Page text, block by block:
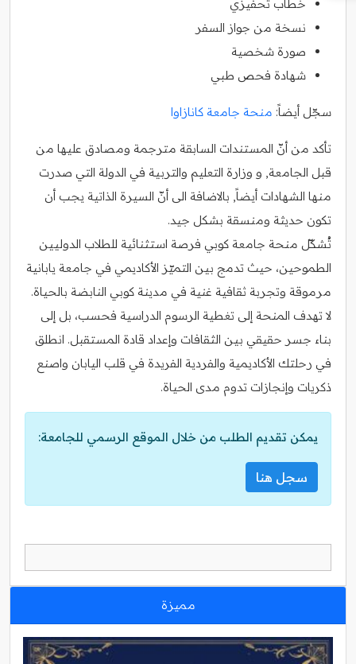
خطاب تحفيزي
نسخة من جواز السفر
صورة شخصية
شهادة فحص طبي
سجّل أيضاً: منحة جامعة كانازاوا
تأكد من أنّ المستندات السابقة مترجمة ومصادق عليها من
قبل الجامعة, و وزارة التعليم والتربية في الدولة التي صدرت
منها الشهادات أيضاً, بالاضافة الى أنّ السيرة الذاتية يجب أن
تكون حديثة ومنسقة بشكل جيد.
تُشكّل منحة جامعة كوبي فرصة استثنائية للطلاب الدوليين
الطموحين، حيث تدمج بين التميّز الأكاديمي في جامعة يابانية
مرموقة وتجربة ثقافية غنية في مدينة كوبي النابضة بالحياة.
لا تهدف المنحة إلى تغطية الرسوم الدراسية فحسب، بل إلى
بناء جسر حقيقي بين الثقافات وإعداد قادة المستقبل. انطلق
في رحلتك الأكاديمية والفردية الفريدة في قلب اليابان واصنع
ذكريات وإنجازات تدوم مدى الحياة.
يمكن تقديم الطلب من خلال الموقع الرسمي للجامعة:
سجل هنا
مميزة